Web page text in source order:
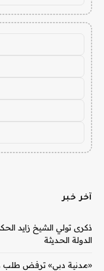
آخر خبر
ذكرى تولي الشيخ زايد
الدولة الحديثة
«مدنية دبي» ترفض طلب دائن وقف